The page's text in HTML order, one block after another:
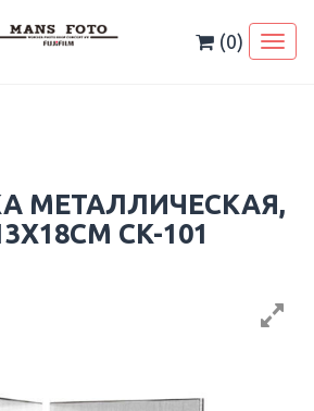
(0)
МЕТАЛЛИЧЕСКАЯ,
CK-101